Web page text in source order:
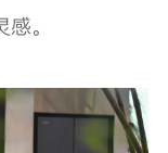
。